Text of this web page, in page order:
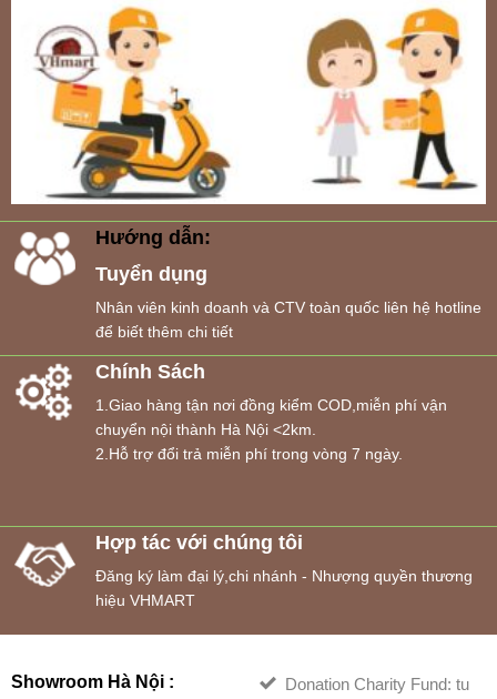
Hướng dẫn:
Tuyển dụng
Nhân viên kinh doanh và CTV toàn quốc liên hệ hotline
để biết thêm chi tiết
Chính Sách
1.Giao hàng tận nơi đồng kiểm COD,miễn phí vận
chuyển nội thành Hà Nội <2km.
2.Hỗ trợ đổi trả miễn phí trong vòng 7 ngày.
Hợp tác với chúng tôi
Đăng ký làm đại lý,chi nhánh - Nhượng quyền thương
hiệu VHMART
Showroom Hà Nội :
Donation Charity Fund: tu